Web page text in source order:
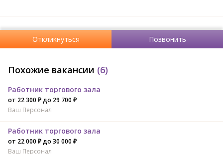
Откликнуться Позвонить
Похожие вакансии (6)
Работник торгового зала
от 22 300 ₽ до 29 700 ₽
Ваш Персонал
Работник торгового зала
от 22 000 ₽ до 30 000 ₽
Ваш Персонал